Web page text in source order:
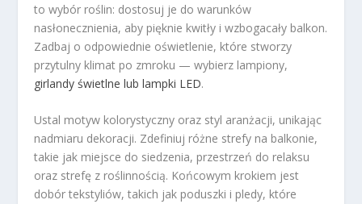
to wybór roślin: dostosuj je do warunków
nasłonecznienia, aby pięknie kwitły i wzbogacały balkon.
Zadbaj o odpowiednie oświetlenie, które stworzy
przytulny klimat po zmroku — wybierz lampiony,
girlandy świetlne lub lampki LED.
Ustal motyw kolorystyczny oraz styl aranżacji, unikając
nadmiaru dekoracji. Zdefiniuj różne strefy na balkonie,
takie jak miejsce do siedzenia, przestrzeń do relaksu
oraz strefę z roślinnością. Końcowym krokiem jest
dobór tekstyliów, takich jak poduszki i pledy, które